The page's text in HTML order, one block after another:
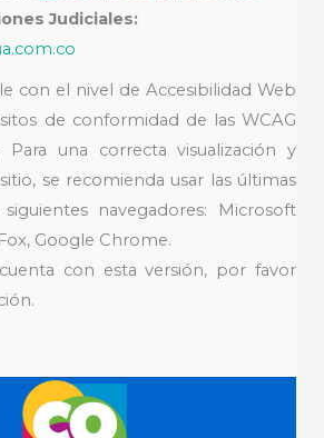
Judiciales:
con el nivel de Accesibilidad Web
de conformidad de las WCAG
una correcta visualización y
se recomienda usar las últimas
navegadores: Microsoft
Google Chrome.
con esta versión, por favor